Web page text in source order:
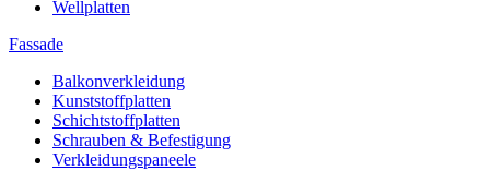
Wellplatten
Fassade
Balkonverkleidung
Kunststoffplatten
Schichtstoffplatten
Schrauben & Befestigung
Verkleidungspaneele